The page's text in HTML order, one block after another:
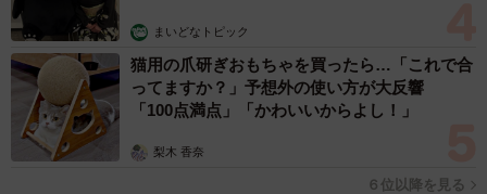
いです」
まいどなトピック
猫用の爪研ぎおもちゃを買ったら…「これで合
ってますか？」予想外の使い方が大反響
「100点満点」「かわいいからよし！」
梨木 香奈
６位以降を見る